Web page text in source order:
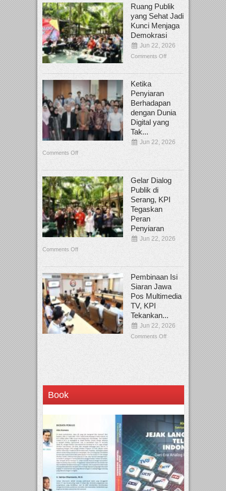
Ruang Publik
yang Sehat Jadi
Kunci Menjaga
Demokrasi
Jun 22, 2026
Comments Off
Ketika
Penyiaran
Berhadapan
dengan Dunia
Digital yang
Tak...
Jun 22, 2026
Comments Off
Gelar Dialog
Publik di
Serang, KPI
Tegaskan
Peran
Penyiaran
Jun 22, 2026
Comments Off
Pembinaan Isi
Siaran Jawa
Pos Multimedia
TV, KPI
Tekankan...
Jun 22, 2026
Comments Off
Book